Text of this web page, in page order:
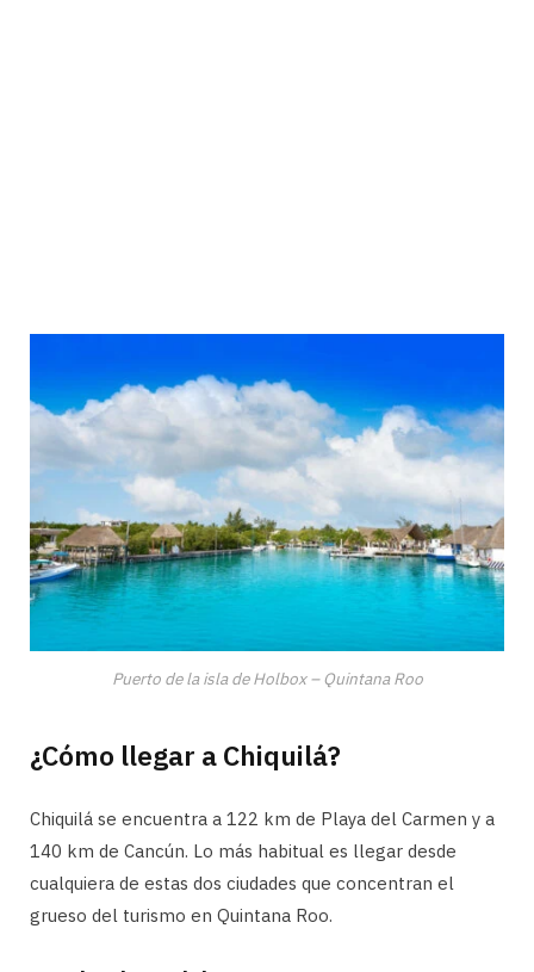
Puerto de la isla de Holbox – Quintana Roo
¿Cómo llegar a Chiquilá?
Chiquilá se encuentra a 122 km de Playa del Carmen y a
140 km de Cancún. Lo más habitual es llegar desde
cualquiera de estas dos ciudades que concentran el
grueso del turismo en Quintana Roo.